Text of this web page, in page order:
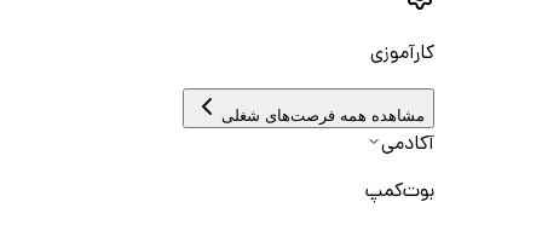
کارآموزی
مشاهده همه فرصت‌های شغلی
آکادمی
بوت‌کمپ